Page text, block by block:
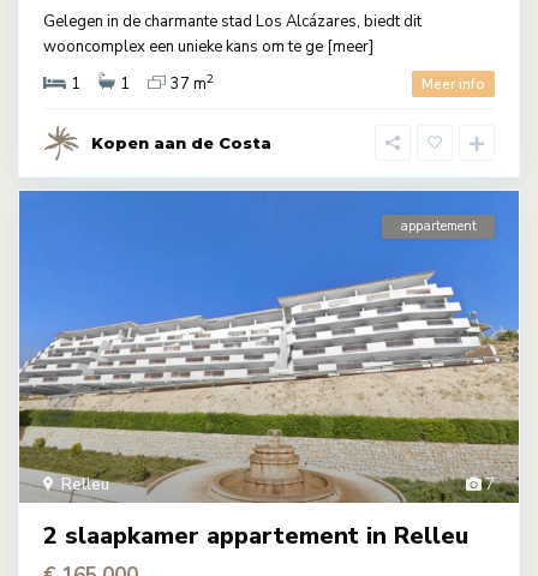
Gelegen in de charmante stad Los Alcázares, biedt dit
wooncomplex een unieke kans om te ge [meer]
1
1 37 m2 Meer info
Kopen aan de Costa
7
Relleu
appartement
2 slaapkamer appartement in Relleu